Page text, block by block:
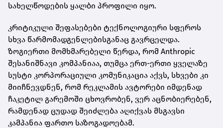
სახელწოდების ყალბი პროფილი იყო.
კრიტიკული შეფასებები ტექნოლოგიური სფეროს
სხვა წარმომადგენლებისგანაც გავრცელდა.
ზოგიერთი მომხმარებელი წერდა, რომ Anthropic
შესანიშნავი კომპანიაა, თუმცა ერთ-ერთი ყველაზე
სუსტი კორპორაციული კომუნიკაცია აქვს, სხვები კი
მიიჩნევდნენ, რომ რეკლამის ავტორები იმდენად
ჩაკეტილ გარემოში ცხოვრობენ, ვერ აცნობიერებენ,
რამდენად ცუდად შეიძლება აღიქვას მსგავსი
კამპანია ფართო საზოგადოებამ.